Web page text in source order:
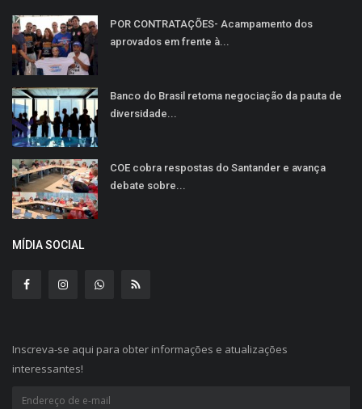
POR CONTRATAÇÕES- Acampamento dos
aprovados em frente à...
Banco do Brasil retoma negociação da pauta de
diversidade...
COE cobra respostas do Santander e avança
debate sobre...
MÍDIA SOCIAL
Inscreva-se aqui para obter informações e atualizações
interessantes!